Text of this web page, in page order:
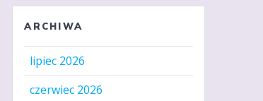
ARCHIWA
lipiec 2026
czerwiec 2026